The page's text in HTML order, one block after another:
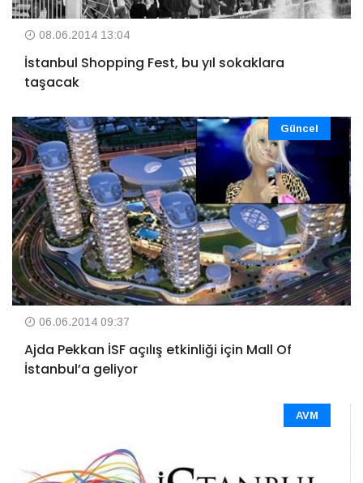
08.06.2014 13:04
İstanbul Shopping Fest, bu yıl sokaklara
taşacak
Güncel
06.06.2014 09:37
Ajda Pekkan İSF açılış etkinliği için Mall Of
İstanbul’a geliyor
AVM